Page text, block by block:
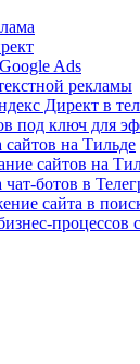
Ads
рекламы
Директ в
под ключ для
сайтов на Тильде
сайтов на
чат-ботов в
сайта в